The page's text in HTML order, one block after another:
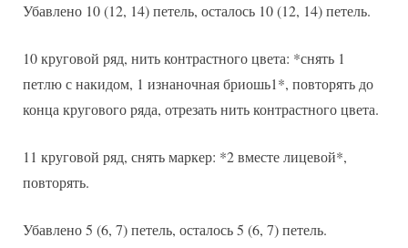
Убавлено 10 (12, 14) петель, осталось 10 (12, 14) петель.
10 круговой ряд, нить контрастного цвета: *снять 1
петлю с накидом, 1 изнаночная бриошь1*, повторять до
конца кругового ряда, отрезать нить контрастного цвета.
11 круговой ряд, снять маркер: *2 вместе лицевой*,
повторять.
Убавлено 5 (6, 7) петель, осталось 5 (6, 7) петель.